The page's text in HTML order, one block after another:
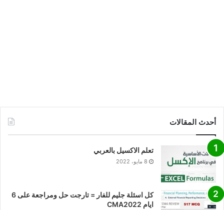
أحدث المقالات
تعلم الاكسيل بالعربي
8 مايو، 2022
كل اسئلة جليم للفار = تارجت حل ومراجعة على 6
ايام CMA2022